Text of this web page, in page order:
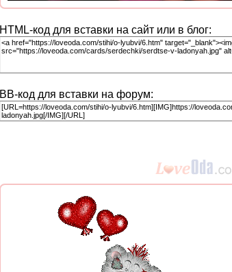
HTML-код для вставки на сайт или в блог:
BB-код для вставки на форум: